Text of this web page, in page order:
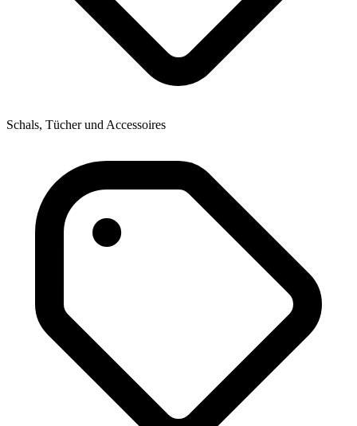
Schals, Tücher und Accessoires